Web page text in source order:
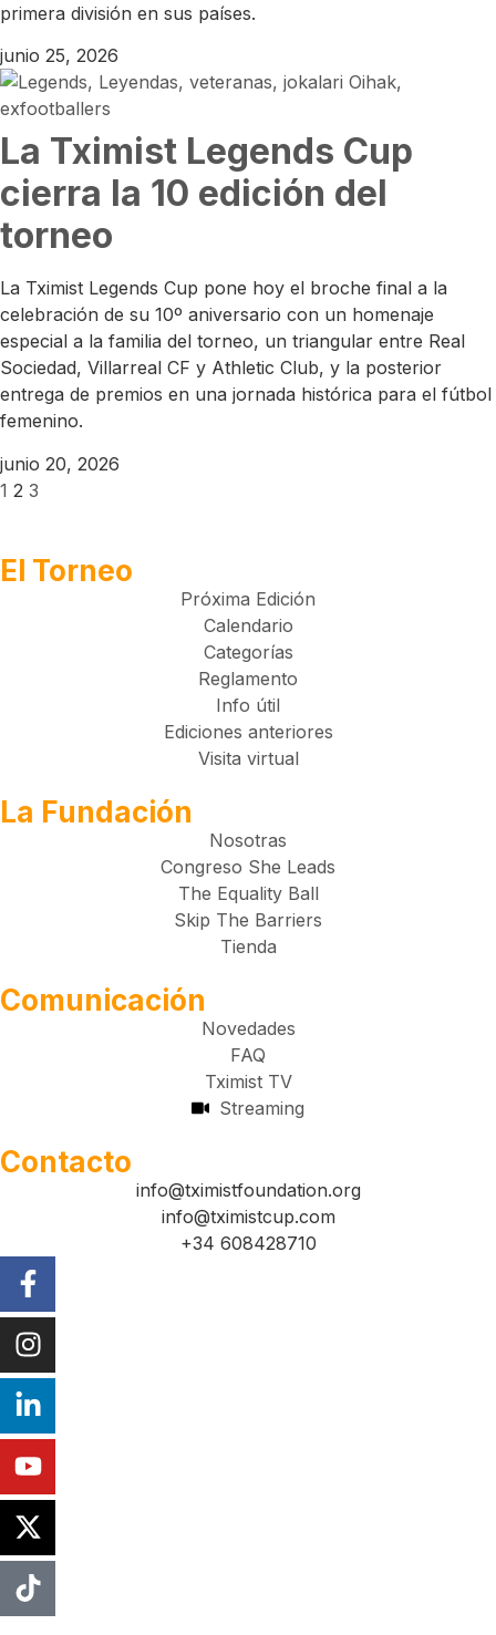
primera división en sus países.
junio 25, 2026
La Tximist Legends Cup
cierra la 10 edición del
torneo
La Tximist Legends Cup pone hoy el broche final a la
celebración de su 10º aniversario con un homenaje
especial a la familia del torneo, un triangular entre Real
Sociedad, Villarreal CF y Athletic Club, y la posterior
entrega de premios en una jornada histórica para el fútbol
femenino.
junio 20, 2026
1 2 3
El Torneo
Próxima Edición
Calendario
Categorías
Reglamento
Info útil
Ediciones anteriores
Visita virtual
La Fundación
Nosotras
Congreso She Leads
The Equality Ball
Skip The Barriers
Tienda
Comunicación
Novedades
FAQ
Tximist TV
Streaming
Contacto
info@tximistfoundation.org
info@tximistcup.com
+34 608428710